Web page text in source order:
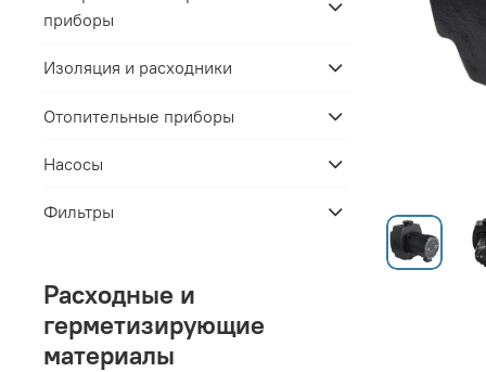
приборы
Изоляция и расходники
Отопительные приборы
Насосы
Фильтры
Расходные и
герметизирующие
материалы